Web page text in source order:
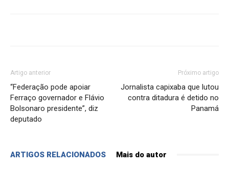
Artigo anterior
“Federação pode apoiar
Ferraço governador e Flávio
Bolsonaro presidente”, diz
deputado
Próximo artigo
Jornalista capixaba que lutou
contra ditadura é detido no
Panamá
ARTIGOS RELACIONADOS Mais do autor